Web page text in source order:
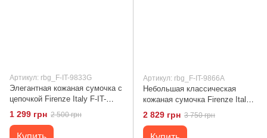
Артикул: rbg_F-IT-9833G
Элегантная кожаная сумочка с
цепочкой Firenze Italy F-IT-
9833G Серый
1 299 грн 2 500 грн
Артикул: rbg_F-IT-9866A
Небольшая классическая
кожаная сумочка Firenze Italy
F-IT-9866A Черный
2 829 грн 3 750 грн